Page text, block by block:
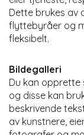
Dette brukes av
flyttebyråer og
fleksibelt.
Bildegalleri
Du kan opprette
og disse kan
beskrivende
av kunstnere,